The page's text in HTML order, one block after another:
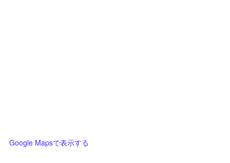
Google Mapsで表示する